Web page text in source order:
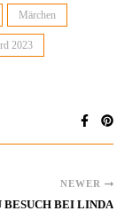
Märchen
2023
NEWER
BESUCH BEI LINDA